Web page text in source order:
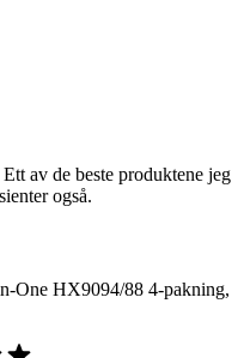
av de beste produktene jeg
også.
One HX9094/88 4-pakning,